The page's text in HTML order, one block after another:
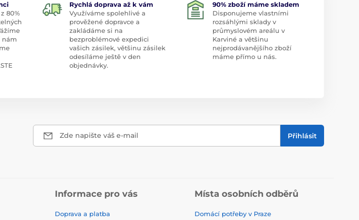
80%
nám
Rychlá doprava až k vám
Využíváme spolehlivé a
prověžené dopravce a
zakládáme si na
bezproblémové expedici
vašich zásilek, většinu zásilek
odesíláme ještě v den
objednávky.
90% zboží máme skladem
Disponujeme vlastními
rozsáhlými sklady v
průmyslovém areálu v
Karviné a většinu
nejprodávanějšího zboží
máme přímo u nás.
Zde napište váš e-mail Přihlásit
Informace pro vás
Doprava a platba
Místa osobních odběrů
Domácí potřeby v Praze